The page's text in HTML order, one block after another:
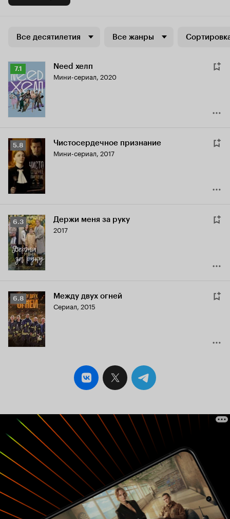
Все десятилетия Все жанры
Рейтинг
Кинопоиска
7.1
7.1 Need хелп
Мини-сериал, 2020
Рейтинг
Кинопоиска
5.8
5.8 Чистосердечное признание
Мини-сериал, 2017
Рейтинг
Кинопоиска
6.3
6.3 Держи меня за руку
2017
Рейтинг
Кинопоиска
6.8
6.8 Между двух огней
Сериал, 2015